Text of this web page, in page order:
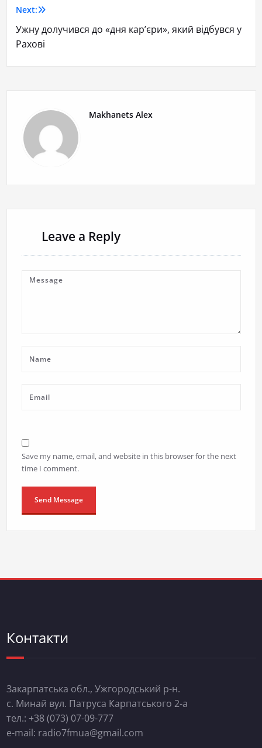
Next:
Ужну долучився до «дня кар’єри», який відбувся у
Рахові
Makhanets Alex
Leave a Reply
Save my name, email, and website in this browser for the next
time I comment.
Контакти
Закарпатська обл., Ужгородський р-н.
с. Минай вул. Патруса Карпатського 2-а
тел.: +38 (073) 07-09-777
e-mail: radio7fmua@gmail.com